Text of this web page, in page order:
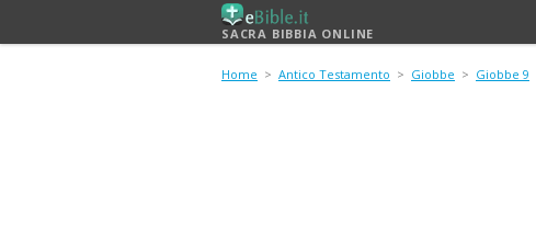
SACRA BIBBIA ONLINE
Home > Antico Testamento > Giobbe > Giobbe 9